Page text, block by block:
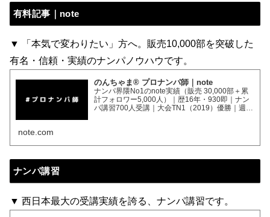
有料記事｜note
▼ 「本気で変わりたい」方へ。販売10,000部を突破した
有名・信頼・実績のナンパノウハウです。
のんちゃま® プロナンパ師｜note
ナンパ界隈No1のnote実績（販売 30,000部＋累
計フォロワー5,000人）｜歴16年・930即｜ナン
パ講習700人受講｜大会TN1（2019）優勝｜週刊
note.com
ナンパ講習
▼ 西日本最大の受講実績を誇る、ナンパ講習です。